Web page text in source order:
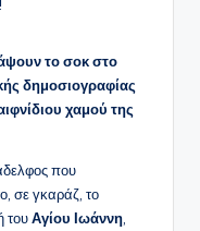
το σοκ στο
δημοσιογραφίας
χαμού της
που
σε γκαράζ, το
τουΑγίου Ιωάννη